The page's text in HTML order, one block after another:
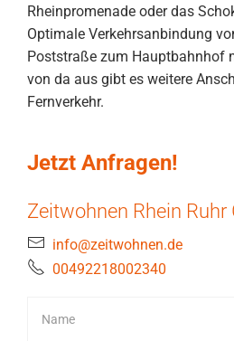
Rheinpromenade oder das
Optimale Verkehrsanbindung
Poststraße zum Hauptbahnhof
von da aus gibt es weitere
Fernverkehr.
Jetzt Anfragen!
Zeitwohnen Rhein Ruhr
info@zeitwohnen.de
00492218002340